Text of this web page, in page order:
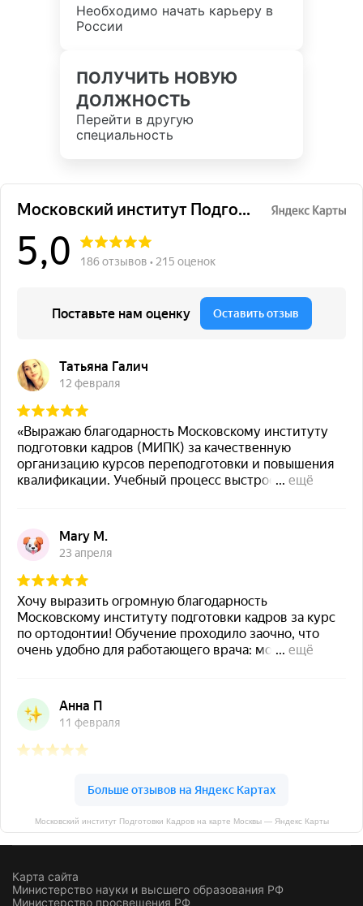
Необходимо начать карьеру в
России
ПОЛУЧИТЬ НОВУЮ
ДОЛЖНОСТЬ
Перейти в другую
специальность
Московский институт Подготовки Кадров на карте Москвы — Яндекс Карты
Карта сайта
Министерство науки и высшего образования РФ
Министерство просвещения РФ